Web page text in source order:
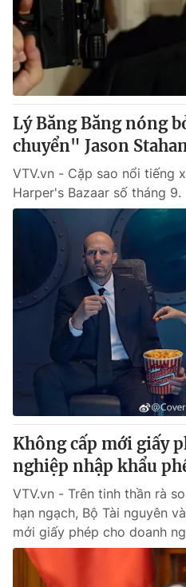
Lý Băng Băng nóng
chuyển" Jason
VTV.vn - Cặp sao nổi tiếng
Harper's Bazaar số tháng 9.
Không cấp mới giấy
nghiệp nhập khẩu
VTV.vn - Trên tinh thần rà
hạn ngạch, Bộ Tài nguyên
mới giấy phép cho doanh